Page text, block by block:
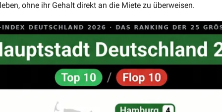
ohne ihr Gehalt direkt an die Miete zu überweisen.